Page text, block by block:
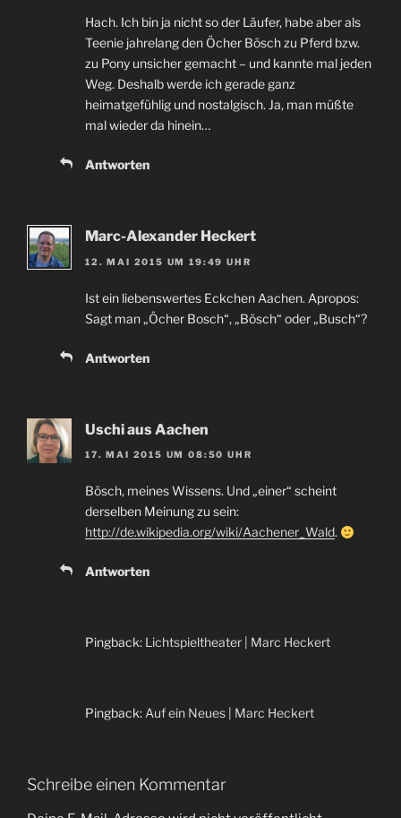
Hach. Ich bin ja nicht so der Läufer, habe aber als
Teenie jahrelang den Öcher Bösch zu Pferd bzw.
zu Pony unsicher gemacht – und kannte mal jeden
Weg. Deshalb werde ich gerade ganz
heimatgefühlig und nostalgisch. Ja, man müßte
mal wieder da hinein…
Antworten
Marc-Alexander Heckert
12. MAI 2015 UM 19:49 UHR
Ist ein liebenswertes Eckchen Aachen. Apropos:
Sagt man „Öcher Bosch“, „Bösch“ oder „Busch“?
Antworten
Uschi aus Aachen
17. MAI 2015 UM 08:50 UHR
Bösch, meines Wissens. Und „einer“ scheint
derselben Meinung zu sein:
http://de.wikipedia.org/wiki/Aachener_Wald.
Antworten
Pingback: Lichtspieltheater | Marc Heckert
Pingback: Auf ein Neues | Marc Heckert
Schreibe einen Kommentar